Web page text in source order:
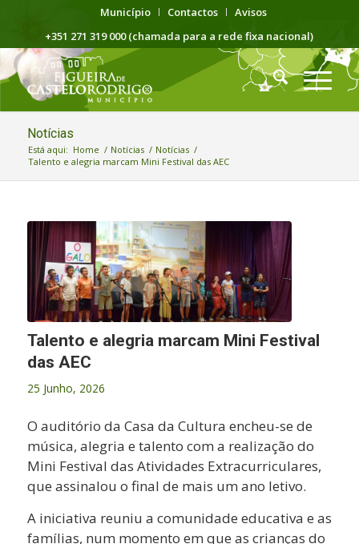
Município Contactos
Avisos
+351 271 319 000 (chamada para a rede fixa nacional)
Notícias
Está aqui: Home / Notícias / Notícias /
Talento e alegria marcam Mini Festival das AEC
Talento e alegria marcam Mini Festival
das AEC
25 Junho, 2026
O auditório da Casa da Cultura encheu-se de
música, alegria e talento com a realização do
Mini Festival das Atividades Extracurriculares,
que assinalou o final de mais um ano letivo.
A iniciativa reuniu a comunidade educativa e as
famílias, num momento em que as crianças do